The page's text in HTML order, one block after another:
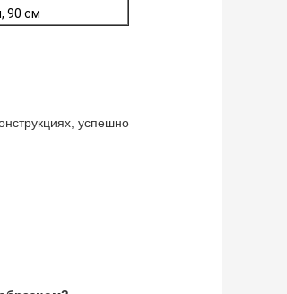
90 см
успешно